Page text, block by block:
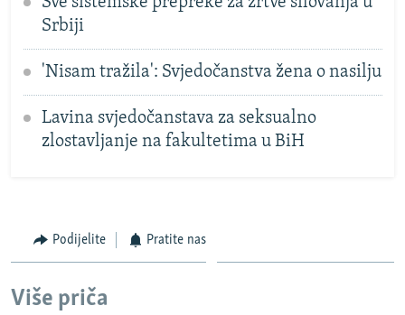
Srbiji
'Nisam tražila': Svjedočanstva žena o nasilju
Lavina svjedočanstava za seksualno
zlostavljanje na fakultetima u BiH
Podijelite Pratite nas
Više priča